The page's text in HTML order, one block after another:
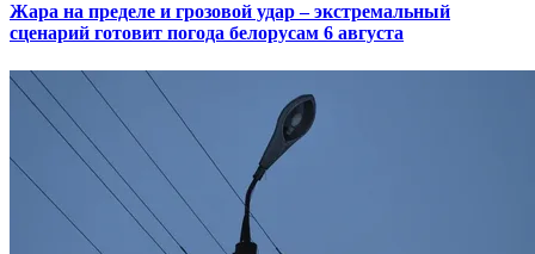
Жара на пределе и грозовой удар – экстремальный
сценарий готовит погода белорусам 6 августа